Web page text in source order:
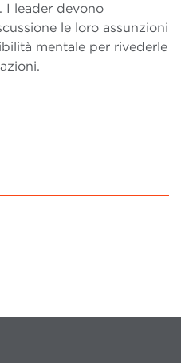
. I leader devono
le loro assunzioni
mentale per rivederle